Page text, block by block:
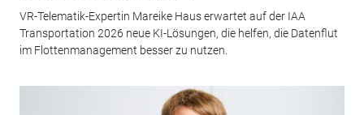
VR-Telematik-Expertin Mareike Haus erwartet auf der IAA
Transportation 2026 neue KI-Lösungen, die helfen, die Datenflut
im Flottenmanagement besser zu nutzen.